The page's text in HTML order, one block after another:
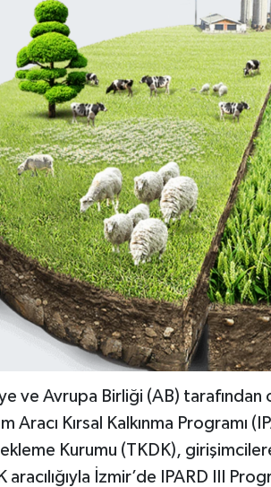
ve Avrupa Birliği (AB) tarafından
Aracı Kırsal Kalkınma Programı
Kurumu (TKDK),
aracılığıyla İzmir’de IPARD III